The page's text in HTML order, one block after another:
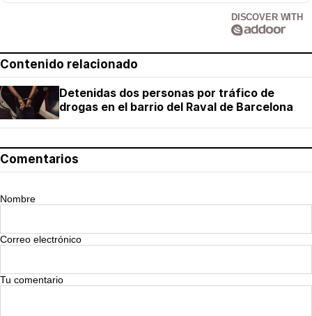
DISCOVER WITH
Contenido relacionado
Detenidas dos personas por tráfico de
drogas en el barrio del Raval de Barcelona
Comentarios
Nombre
Correo electrónico
Tu comentario